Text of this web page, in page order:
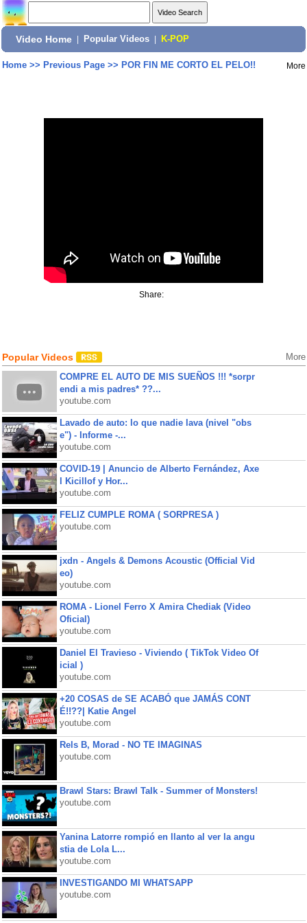
Video Home Popular Videos K-POP
Home>> Previous Page>> POR FIN ME CORTO EL PELO!! More
Share:
Popular Videos More
COMPRE EL AUTO DE MIS SUEÑOS !!! *sorpr
endi a mis padres* ??...
youtube.com
Lavado de auto: lo que nadie lava (nivel "obs
e") - Informe -...
youtube.com
COVID-19 | Anuncio de Alberto Fernández, Axe
l Kicillof y Hor...
youtube.com
FELIZ CUMPLE ROMA ( SORPRESA )
youtube.com
jxdn - Angels & Demons Acoustic (Official Vid
eo)
youtube.com
ROMA - Lionel Ferro X Amira Chediak (Video
Oficial)
youtube.com
Daniel El Travieso - Viviendo ( TikTok Video Of
icial )
youtube.com
+20 COSAS de SE ACABÓ que JAMÁS CONT
É!!??| Katie Angel
youtube.com
Rels B, Morad - NO TE IMAGINAS
youtube.com
Brawl Stars: Brawl Talk - Summer of Monsters!
youtube.com
Yanina Latorre rompió en llanto al ver la angu
stia de Lola L...
youtube.com
INVESTIGANDO MI WHATSAPP
youtube.com